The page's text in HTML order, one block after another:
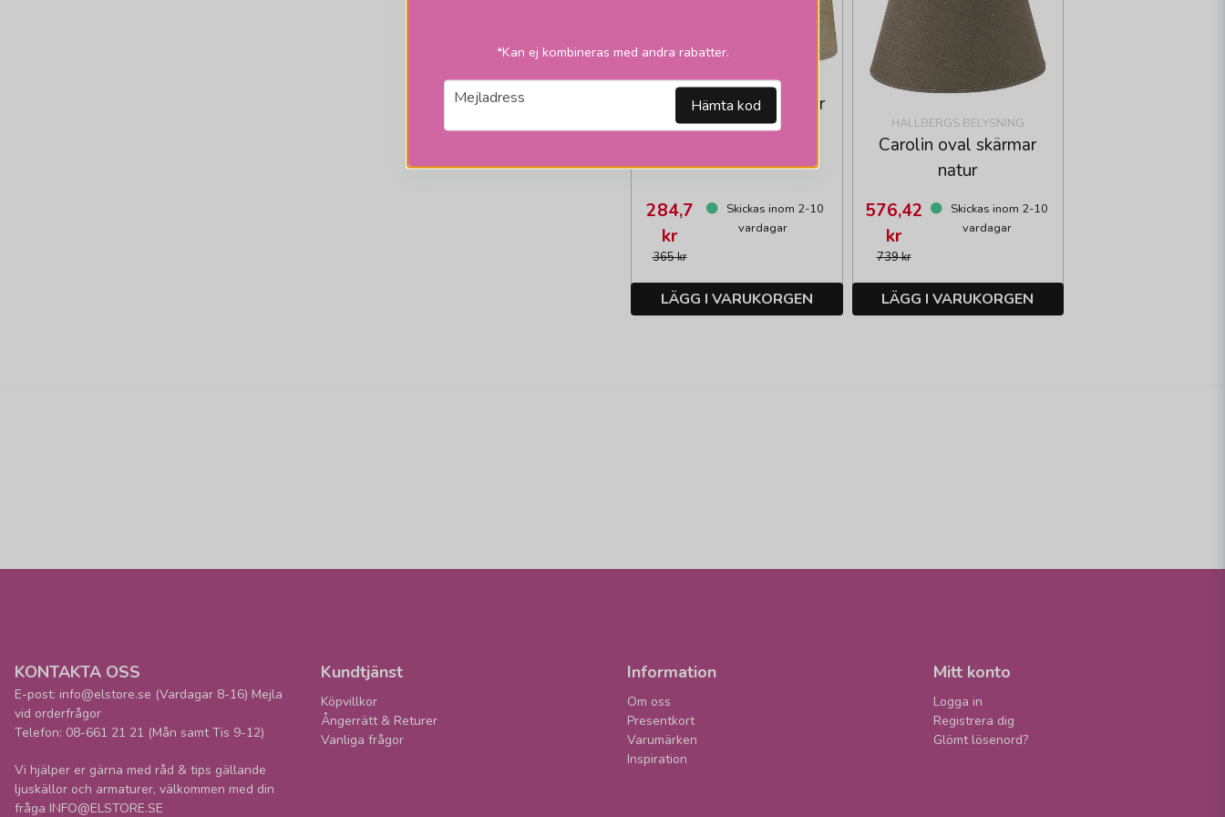
HALLBERGS BELYSNING
Bali skärmar oval natur
365 kr
284,7
kr
Skickas inom 2-10
vardagar
LÄGG I VARUKORGEN
HALLBERGS BELYSNING
Carolin oval skärmar
natur
739 kr
576,42
kr
Skickas inom 2-10
vardagar
LÄGG I VARUKORGEN
*Kan ej kombineras med andra rabatter.
email
Mejladress Hämta kod
KONTAKTA OSS
E-post: info@elstore.se (Vardagar 8-16) Mejla
vid orderfrågor
Telefon: 08-661 21 21 (Mån samt Tis 9-12)
Vi hjälper er gärna med råd & tips gällande
ljuskällor och armaturer, välkommen med din
fråga INFO@ELSTORE.SE
Kundtjänst
Köpvillkor
Ångerrätt & Returer
Vanliga frågor
Information
Om oss
Presentkort
Varumärken
Inspiration
Mitt konto
Logga in
Registrera dig
Glömt lösenord?